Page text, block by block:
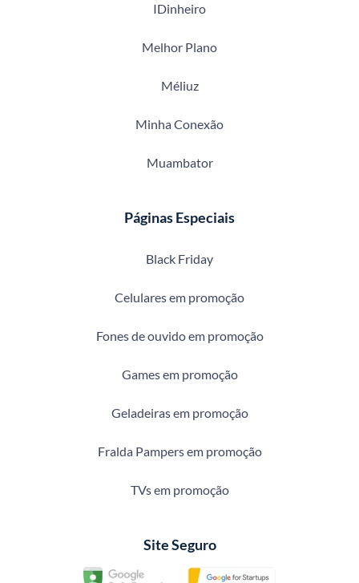
IDinheiro
Melhor Plano
Méliuz
Minha Conexão
Muambator
Páginas Especiais
Black Friday
Celulares em promoção
Fones de ouvido em promoção
Games em promoção
Geladeiras em promoção
Fralda Pampers em promoção
TVs em promoção
Site Seguro